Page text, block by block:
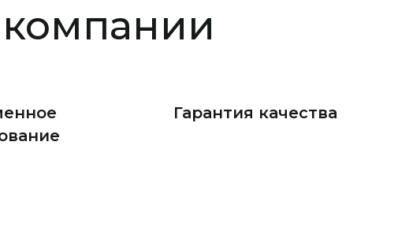
Гарантия качества